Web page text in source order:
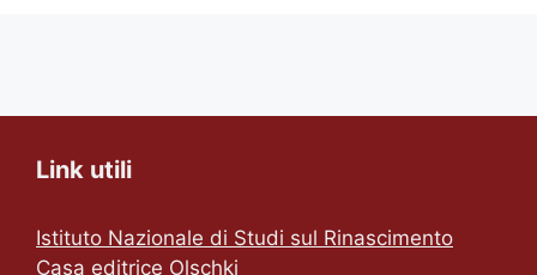
Link utili
Istituto Nazionale di Studi sul Rinascimento
Casa editrice Olschki